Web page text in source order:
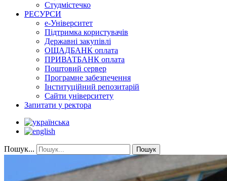
Студмістечко
РЕСУРСИ
е-Університет
Підтримка користувачів
Державні закупівлі
ОЩАДБАНК оплата
ПРИВАТБАНК оплата
Поштовий сервер
Програмне забезпечення
Інституційний репозитарій
Сайти університету
Запитати у ректора
Пошук... Пошук